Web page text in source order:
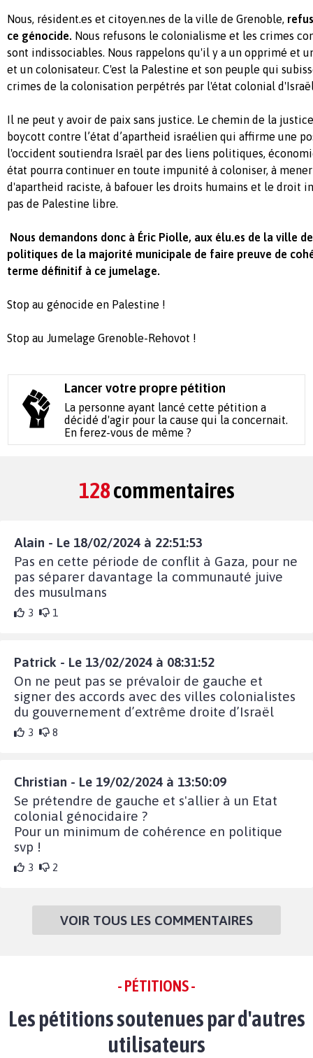
Nous, résident.es et citoyen.nes de la ville de Grenoble,
ce génocide. Nous refusons le colonialisme et les crimes
sont indissociables. Nous rappelons qu'il y a un opprimé et
et un colonisateur. C'est la Palestine et son peuple qui subi
crimes de la colonisation perpétrés par l'état colonial
Il ne peut y avoir de paix sans justice. Le chemin de la
boycott contre l’état d’apartheid israélien qui affirme une
l'occident soutiendra Israël par des liens politiques,
état pourra continuer en toute impunité à coloniser, à
d'apartheid raciste, à bafouer les droits humains et le droit
pas de Palestine libre.
Nous demandons donc à Éric Piolle, aux élu.es de la ville
politiques de la majorité municipale de faire preuve de
terme définitif à ce jumelage.
Stop au génocide en Palestine !
Stop au Jumelage Grenoble-Rehovot !
Lancer votre propre pétition
La personne ayant lancé cette pétition a
décidé d'agir pour la cause qui la concernait.
En ferez-vous de même ?
128commentaires
Alain - Le 18/02/2024 à 22:51:53
Pas en cette période de conflit à Gaza, pour ne
pas séparer davantage la communauté juive
des musulmans
3 1
Patrick - Le 13/02/2024 à 08:31:52
On ne peut pas se prévaloir de gauche et
signer des accords avec des villes colonialistes
du gouvernement d’extrême droite d’Israël
3 8
Christian - Le 19/02/2024 à 13:50:09
Se prétendre de gauche et s'allier à un Etat
colonial génocidaire ?
Pour un minimum de cohérence en politique
svp !
3 2
VOIR TOUS LES COMMENTAIRES
- PÉTITIONS -
Les pétitions soutenues par d'autres
utilisateurs